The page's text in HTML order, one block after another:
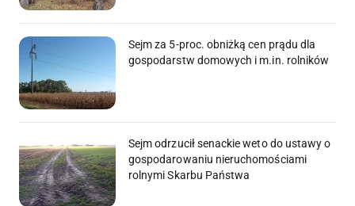
Sejm za 5-proc. obniżką cen prądu dla
gospodarstw domowych i m.in. rolników
Sejm odrzucił senackie weto do ustawy o
gospodarowaniu nieruchomościami
rolnymi Skarbu Państwa